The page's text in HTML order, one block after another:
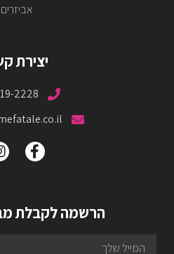
אביזרים
יצירת
2228
הרשמה לקבלת